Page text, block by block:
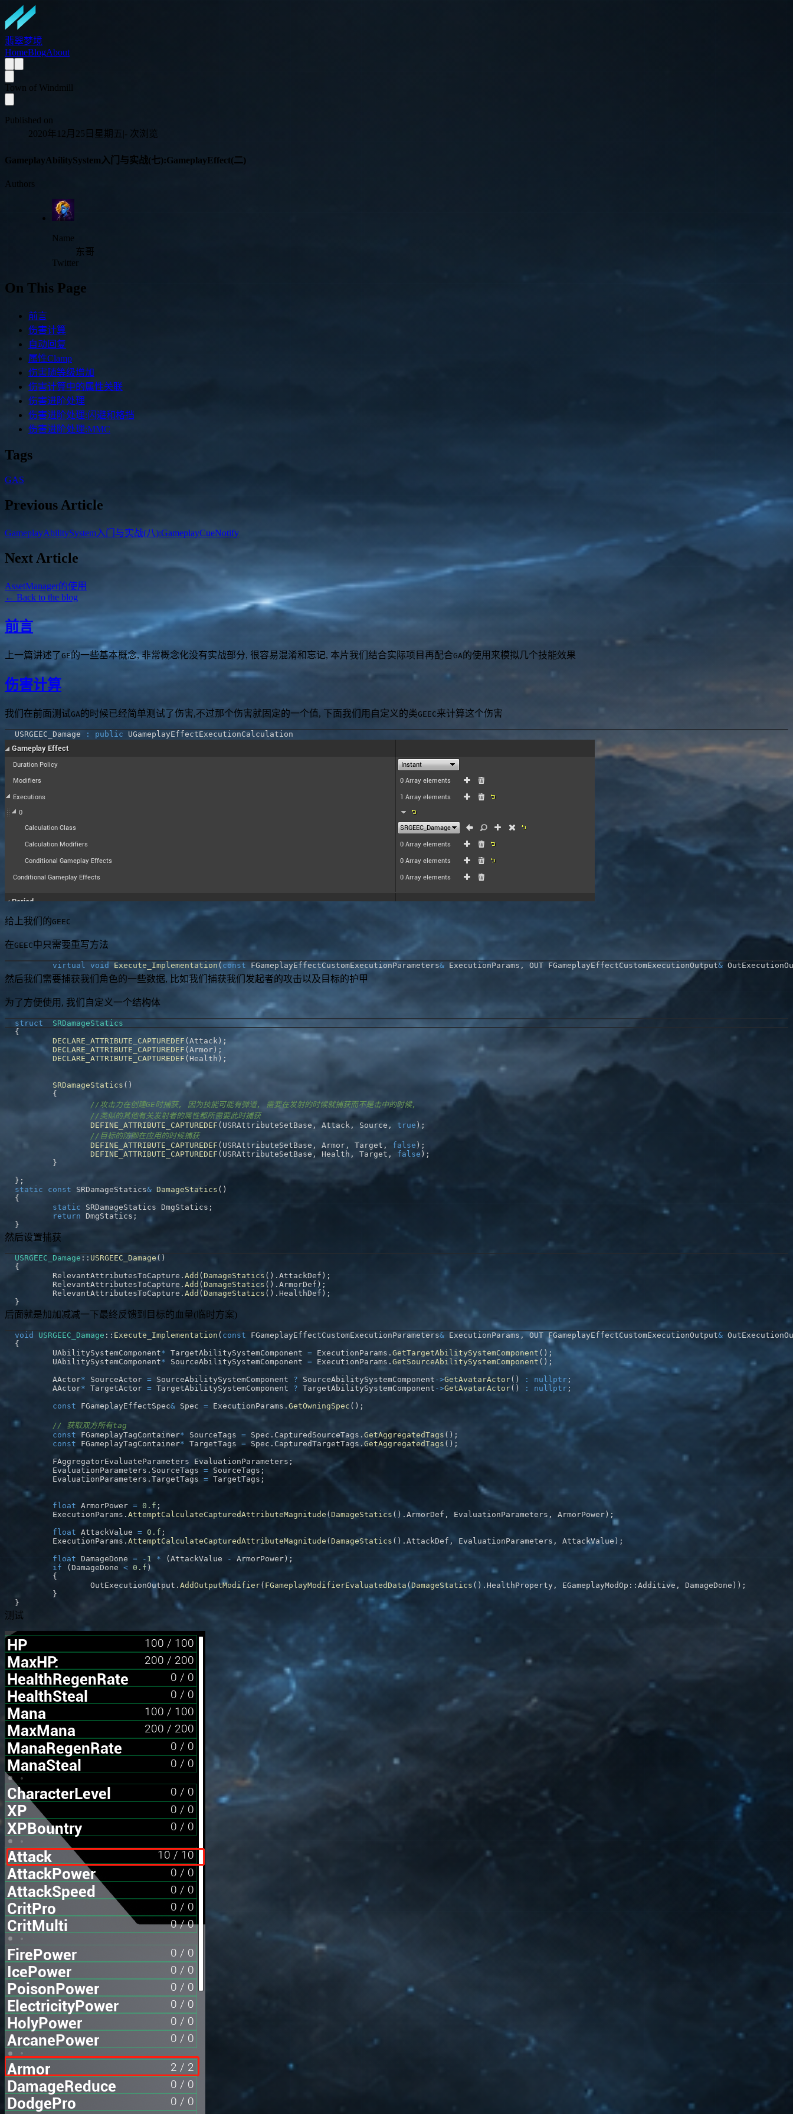
翡翠梦境
HomeBlogAbout
Town of Windmill
Published on
2020年12月25日星期五|- 次浏览
GameplayAbilitySystem入门与实战(七):GameplayEffect(二)
Authors
Name
东哥
Twitter
On This Page
前言
伤害计算
自动回复
属性Clamp
伤害随等级增加
伤害计算中的属性关联
伤害进阶处理
伤害进阶处理:闪避和格挡
伤害进阶处理:MMC
Tags
GAS
Previous Article
GameplayAbilitySystem入门与实战(八):GameplayCueNotify
Next Article
AssetManager的使用
← Back to the blog
前言
上一篇讲述了GE的一些基本概念, 非常概念化没有实战部分, 很容易混淆和忘记, 本片我们结合实际项目再配合GA的使用来模拟几个技能效果
伤害计算
我们在前面测试GA的时候已经简单测试了伤害,不过那个伤害就固定的一个值, 下面我们用自定义的类GEEC来计算这个伤害
USRGEEC_Damage : public
给上我们的GEEC
在GEEC中只需要重写方法
virtual void Execute_Implementation ( const FGameplayEffectCustomExecutionParameters& ExecutionParams , OUT FGameplayEffectCustomExecutionOutput&
然后我们需要捕获我们角色的一些数据, 比如我们捕获我们发起者的攻击以及目标的护甲
为了方便使用, 我们自定义一个结构体
struct
SRDamageStatics
{
DECLARE_ATTRIBUTE_CAPTUREDEF ( Attack) ;
DECLARE_ATTRIBUTE_CAPTUREDEF ( Armor ) ;
DECLARE_ATTRIBUTE_CAPTUREDEF ( Health ) ;
SRDamageStatics ( )
{
//攻击力在创建GE时捕获, 因为技能可能有弹道, 需要在发射的时候就捕获而不是击中的时候,
//类似的其他有关发射者的属性都所需要此时捕获
DEFINE_ATTRIBUTE_CAPTUREDEF ( USRAttributeSetBase , Attack , Source , true ) ;
//目标的防御在应用的时候捕获
DEFINE_ATTRIBUTE_CAPTUREDEF ( USRAttributeSetBase , Armor , Target , false ) ;
DEFINE_ATTRIBUTE_CAPTUREDEF ( USRAttributeSetBase , Health , Target , false ) ;
}
} ;
static
const SRDamageStatics& DamageStatics ( )
{
static SRDamageStatics DmgStatics ;
return DmgStatics ;
}
然后设置捕获
USRGEEC_Damage :: USRGEEC_Damage ( )
{
	RelevantAttributesToCapture
. Add ( DamageStatics ( ) . AttackDef ) ;
	RelevantAttributesToCapture
. Add ( DamageStatics ( ) . ArmorDef ) ;
	RelevantAttributesToCapture
. Add ( DamageStatics ( ) . HealthDef ) ;
}
后面就是加加减减一下最终反馈到目标的血量(临时方案)
void USRGEEC_Damage :: Execute_Implementation ( const FGameplayEffectCustomExecutionParameters& ExecutionParams , OUT FGameplayEffectCustomExecutionOutput&
{
	UAbilitySystemComponent
* TargetAbilitySystemComponent = ExecutionParams . GetTargetAbilitySystemComponent ( ) ;
	UAbilitySystemComponent
* SourceAbilitySystemComponent = ExecutionParams . GetSourceAbilitySystemComponent ( ) ;
	AActor
* SourceActor = SourceAbilitySystemComponent ? SourceAbilitySystemComponent ->GetAvatarActor( ) : nullptr ;
	AActor
* TargetActor = TargetAbilitySystemComponent ? TargetAbilitySystemComponent ->GetAvatarActor( ) : nullptr ;
const FGameplayEffectSpec& Spec = ExecutionParams . GetOwningSpec ( ) ;
// 获取双方所有tag
const FGameplayTagContainer* SourceTags = Spec . CapturedSourceTags . GetAggregatedTags ( ) ;
const FGameplayTagContainer* TargetTags = Spec . CapturedTargetTags . GetAggregatedTags ( ) ;
	FAggregatorEvaluateParameters EvaluationParameters
;
	EvaluationParameters
. SourceTags = SourceTags ;
	EvaluationParameters
. TargetTags = TargetTags ;
float ArmorPower = 0.f ;
	ExecutionParams
. AttemptCalculateCapturedAttributeMagnitude ( DamageStatics ( ) . ArmorDef , EvaluationParameters , ArmorPower ) ;
float AttackValue = 0.f ;
	ExecutionParams
. AttemptCalculateCapturedAttributeMagnitude ( DamageStatics ( ) . AttackDef , EvaluationParameters , AttackValue ) ;
float DamageDone = - 1 * ( AttackValue - ArmorPower ) ;
if
( DamageDone < 0.f )
{
		OutExecutionOutput
. AddOutputModifier( FGameplayModifierEvaluatedData (DamageStatics ( ) . HealthProperty , EGameplayModOp :: Additive , DamageDone ) ) ;
}
}
测试